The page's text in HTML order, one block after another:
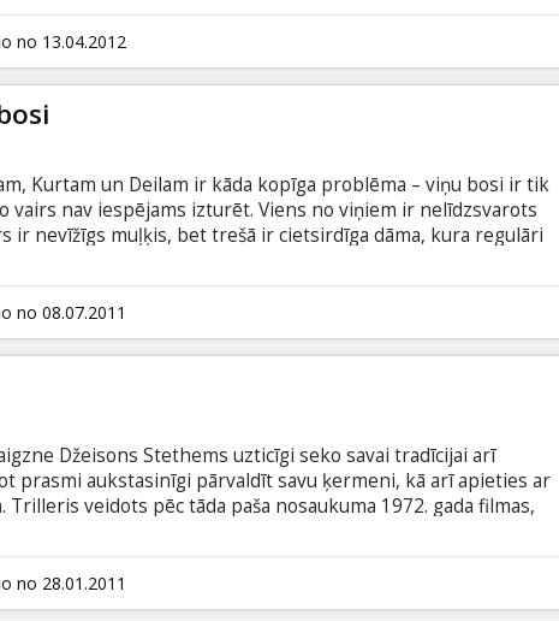
tiek translēta visā Panamā. 24 spēles dalībnieki ir spiesti
– šajā spēlē noraugās visi valsts iedzīvotāji.
no 13.04.2012
Kurtam un Deilam ir kāda kopīga problēma – viņu bosi ir tik
vairs nav iespējams izturēt. Viens no viņiem ir nelīdzsvarots
ir nevīžīgs muļķis, bet trešā ir cietsirdīga dāma, kura regulāri
palīdzības ar pārdrošu plānu – tikt vaļā no
uz visiem laikiem.
no 08.07.2011
Džeisons Stethems uzticīgi seko savai tradīcijai arī
prasmi aukstasinīgi pārvaldīt savu ķermeni, kā arī apieties ar
Trilleris veidots pēc tāda paša nosaukuma 1972. gada filmas,
“ko nokārtot”, zvaniet Arturam...
no 28.01.2011